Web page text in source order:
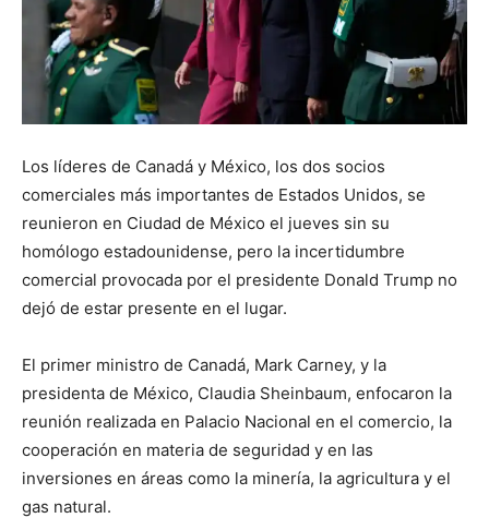
Los líderes de Canadá y México, los dos socios
comerciales más importantes de Estados Unidos, se
reunieron en Ciudad de México el jueves sin su
homólogo estadounidense, pero la incertidumbre
comercial provocada por el presidente Donald Trump no
dejó de estar presente en el lugar.
El primer ministro de Canadá, Mark Carney, y la
presidenta de México, Claudia Sheinbaum, enfocaron la
reunión realizada en Palacio Nacional en el comercio, la
cooperación en materia de seguridad y en las
inversiones en áreas como la minería, la agricultura y el
gas natural.